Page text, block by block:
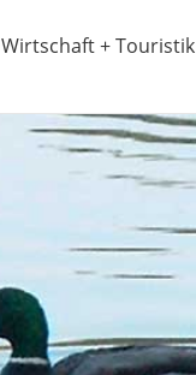
Wirtschaft + Touristik